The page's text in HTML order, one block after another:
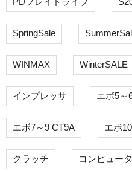
SpringSale
WINMAX WinterSALE
インプレッサ エボ5～
エボ7～9 CT9A エボ
クラッチ コンピュー